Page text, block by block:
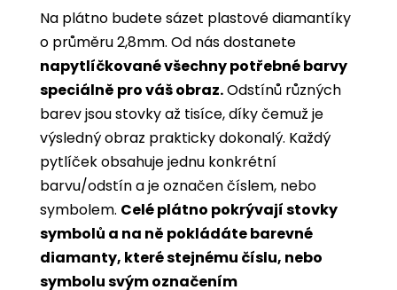
Na plátno budete sázet plastové diamantíky
o průměru 2,8mm. Od nás dostanete
napytlíčkované všechny potřebné barvy
speciálně pro váš obraz.Odstínů různých
barev jsou stovky až tisíce, díky čemuž je
výsledný obraz prakticky dokonalý. Každý
pytlíček obsahuje jednu konkrétní
barvu/odstín a je označen číslem, nebo
symbolem. Celé plátno pokrývají stovky
symbolů a na ně pokládáte barevné
diamanty, které stejnému číslu, nebo
symbolu svým označením